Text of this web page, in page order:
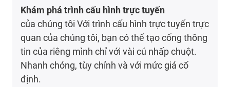
Khám phá trình cấu hình trực tuyến
của chúng tôi Với trình cấu hình trực tuyến trực
quan của chúng tôi, bạn có thể tạo cổng thông
tin của riêng mình chỉ với vài cú nhấp chuột.
Nhanh chóng, tùy chỉnh và với mức giá cố
định.